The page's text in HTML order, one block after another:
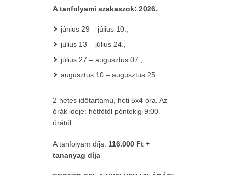
A tanfolyami szakaszok: 2026.
június 29 – július 10.,
július 13 – július 24.,
július 27 – augusztus 07.,
augusztus 10 – augusztus 25.
2 hetes időtartamú, heti 5x4 óra. Az
órák ideje: hétfőtől péntekig 9:00
órától
A tanfolyam díja: 116.000 Ft +
tananyag díja